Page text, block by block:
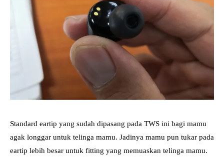
Standard eartip yang sudah dipasang pada TWS ini bagi mamu
agak longgar untuk telinga mamu. Jadinya mamu pun tukar pada
eartip lebih besar untuk fitting yang memuaskan telinga mamu.